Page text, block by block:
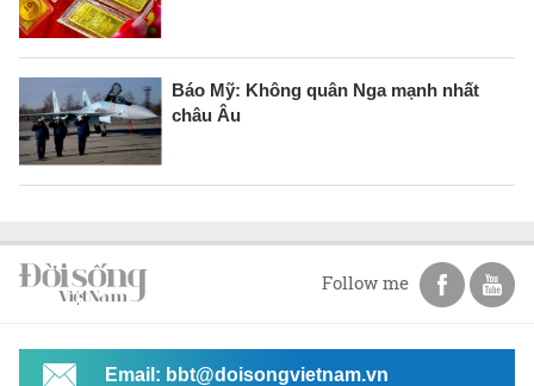
Báo Mỹ: Không quân Nga mạnh nhất
châu Âu
Follow me
Email: bbt@doisongvietnam.vn